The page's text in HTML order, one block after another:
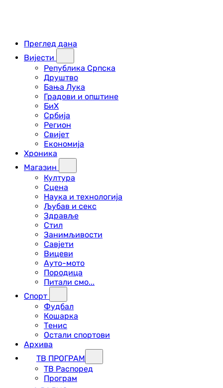
Преглед дана
Вијести
Република Српска
Друштво
Бања Лука
Градови и општине
БиХ
Србија
Регион
Свијет
Економија
Хроника
Магазин
Култура
Сцена
Наука и технологија
Љубав и секс
Здравље
Стил
Занимљивости
Савјети
Вицеви
Ауто-мото
Породица
Питали смо...
Спорт
Фудбал
Кошарка
Тенис
Остали спортови
Архива
ТВ ПРОГРАМ
ТВ Распоред
Програм